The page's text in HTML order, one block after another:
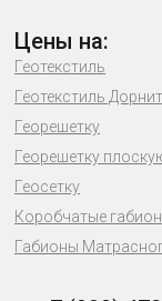
Цены на:
Геотекстиль
Геотекстиль Дорнит
Георешетку
Георешетку
Геосетку
Коробчатые
Габионы